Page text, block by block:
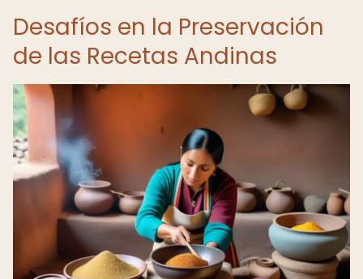
Desafíos en la Preservación
de las Recetas Andinas